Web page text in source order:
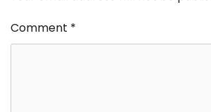
Comment *